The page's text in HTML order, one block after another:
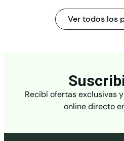
Ver todos los
Recibí ofertas exclusivas
online directo